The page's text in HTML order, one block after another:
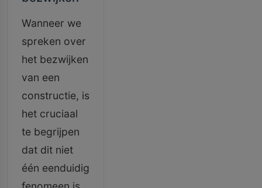
Wanneer we
spreken over
het bezwijken
van een
constructie, is
het cruciaal
te begrijpen
dat dit niet
één eenduidig